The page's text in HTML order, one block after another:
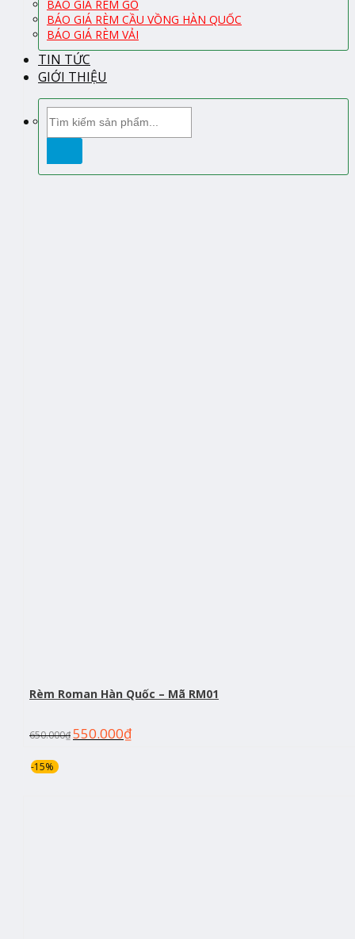
BÁO GIÁ RÈM GỖ
BÁO GIÁ RÈM CẦU VỒNG HÀN QUỐC
BÁO GIÁ RÈM VẢI
TIN TỨC
GIỚI THIỆU
kiếm:
Rèm Roman Hàn Quốc – Mã RM01
650.000₫550.000₫
-15%